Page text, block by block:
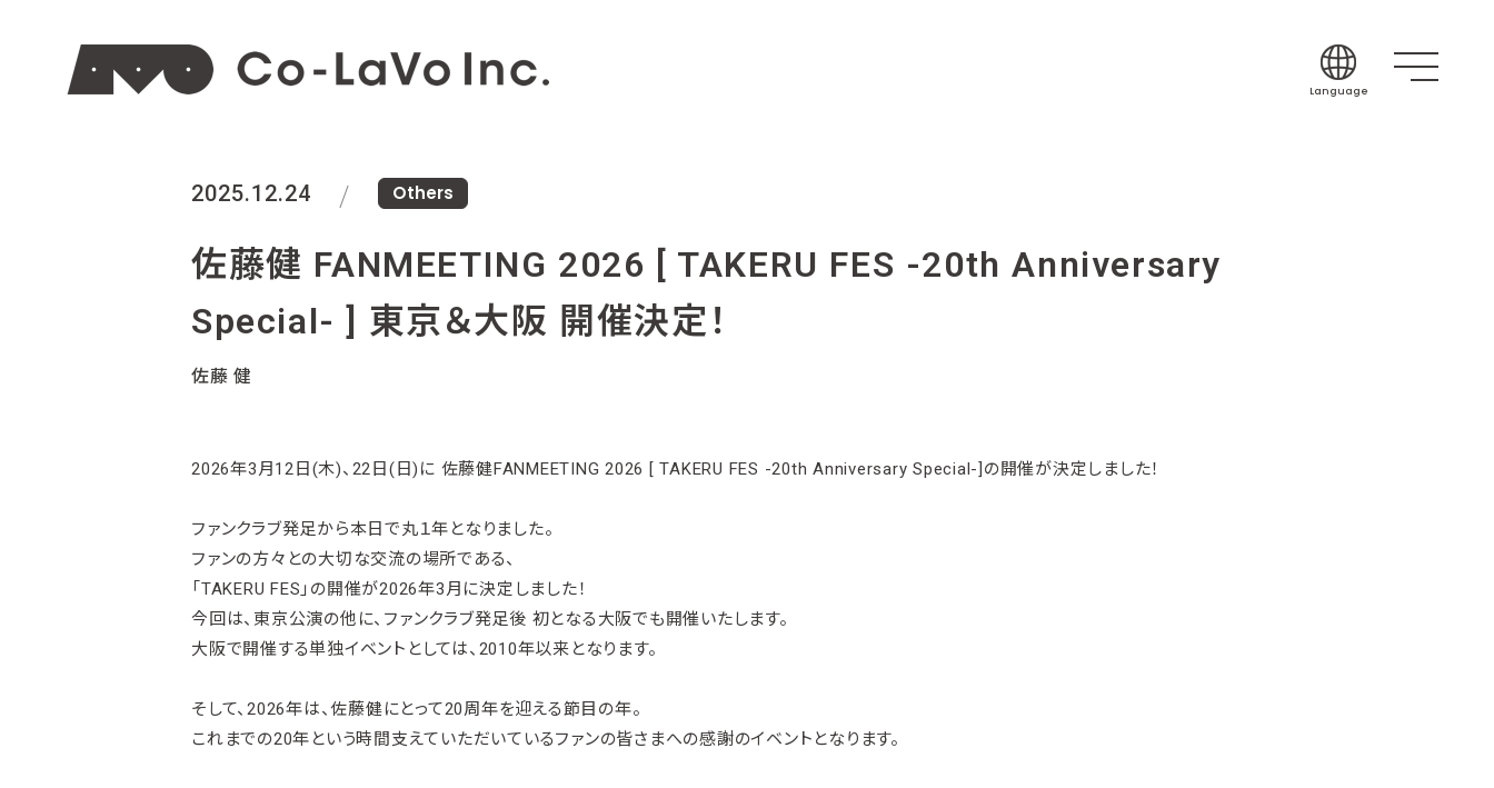
Language
2025.12.24 Others
佐藤健 FANMEETING 2026 [ TAKERU FES -20th Anniversary
Special- ] 東京＆大阪 開催決定！
佐藤 健
2026年3月12日(木)、22日(日)に 佐藤健FANMEETING 2026 [ TAKERU FES -20th Anniversary Special-]の開催が決定しました！
ファンクラブ発足から本日で丸１年となりました。
ファンの方々との大切な交流の場所である、
「TAKERU FES」の開催が2026年3月に決定しました！
今回は、東京公演の他に、ファンクラブ発足後 初となる大阪でも開催いたします。
大阪で開催する単独イベントとしては、2010年以来となります。
そして、2026年は、佐藤健にとって20周年を迎える節目の年。
これまでの20年という時間支えていただいているファンの皆さまへの感謝のイベントとなります。